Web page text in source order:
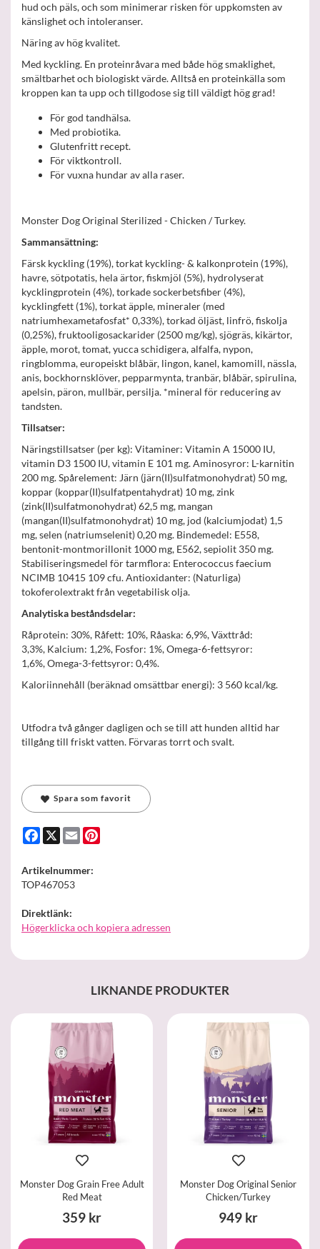
hud och päls, och som minimerar risken för uppkomsten av
känslighet och intoleranser.
Näring av hög kvalitet.
Med kyckling. En proteinråvara med både hög smaklighet,
smältbarhet och biologiskt värde. Alltså en proteinkälla som
kroppen kan ta upp och tillgodose sig till väldigt hög grad!
För god tandhälsa.
Med probiotika.
Glutenfritt recept.
För viktkontroll.
För vuxna hundar av alla raser.
Monster Dog Original Sterilized - Chicken / Turkey.
Sammansättning:
Färsk kyckling (19%), torkat kyckling- & kalkonprotein (19%),
havre, sötpotatis, hela ärtor, fiskmjöl (5%), hydrolyserat
kycklingprotein (4%), torkade sockerbetsfiber (4%),
kycklingfett (1%), torkat äpple, mineraler (med
natriumhexametafosfat* 0,33%), torkad öljäst, linfrö, fiskolja
(0,25%), fruktooligosackarider (2500 mg/kg), sjögräs, kikärtor,
äpple, morot, tomat, yucca schidigera, alfalfa, nypon,
ringblomma, europeiskt blåbär, lingon, kanel, kamomill, nässla,
anis, bockhornsklöver, pepparmynta, tranbär, blåbär, spirulina,
apelsin, päron, mullbär, persilja. *mineral för reducering av
tandsten.
Tillsatser:
Näringstillsatser (per kg): Vitaminer: Vitamin A 15000 IU,
vitamin D3 1500 IU, vitamin E 101 mg. Aminosyror: L-karnitin
200 mg. Spårelement: Järn (järn(II)sulfatmonohydrat) 50 mg,
koppar (koppar(II)sulfatpentahydrat) 10 mg, zink
(zink(II)sulfatmonohydrat) 62,5 mg, mangan
(mangan(II)sulfatmonohydrat) 10 mg, jod (kalciumjodat) 1,5
mg, selen (natriumselenit) 0,20 mg. Bindemedel: E558,
bentonit-montmorillonit 1000 mg, E562, sepiolit 350 mg.
Stabiliseringsmedel för tarmflora: Enterococcus faecium
NCIMB 10415 109 cfu. Antioxidanter: (Naturliga)
tokoferolextrakt från vegetabilisk olja.
Analytiska beståndsdelar:
Råprotein: 30%, Råfett: 10%, Råaska: 6,9%, Växttråd:
3,3%, Kalcium: 1,2%, Fosfor: 1%, Omega-6-fettsyror:
1,6%, Omega-3-fettsyror: 0,4%.
Kaloriinnehåll (beräknad omsättbar energi): 3 560 kcal/kg.
Utfodra två gånger dagligen och se till att hunden alltid har
tillgång till friskt vatten. Förvaras torrt och svalt.
Spara som favorit
Facebook
X Email
Artikelnummer:
TOP467053
Direktlänk:
Högerklicka och kopiera adressen
LIKNANDE PRODUKTER
Monster Dog Grain Free Adult
Red Meat
359 kr
Monster Dog Original Senior
Chicken/Turkey
949 kr